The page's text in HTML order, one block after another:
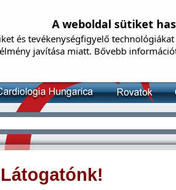
A weboldal sütiket
és tevékenységfigyelő
javítása miatt. Bővebb